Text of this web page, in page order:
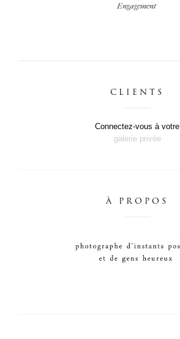
Engagement
CLIENTS
Connectez-vous à votre
galerie privée
À PROPOS